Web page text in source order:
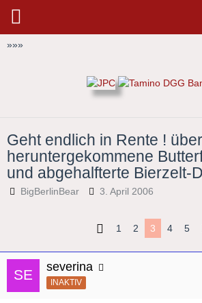
»»»
Geht endlich in Rente ! über
heruntergekommene
und abgehalfterte Bierzelt-
BigBerlinBear 3. April 2006
1 2 3 4 5
severina
INAKTIV